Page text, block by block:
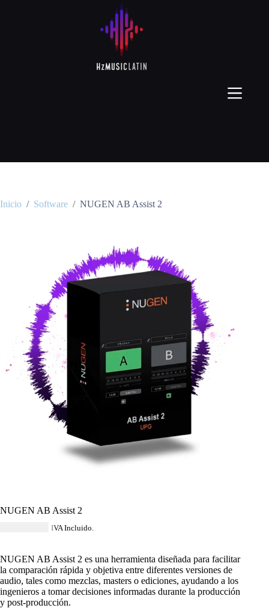
Inicio / Software / NUGEN AB Assist 2
NUGEN AB Assist 2
IVA Incluido.
NUGEN AB Assist 2 es una herramienta diseñada para facilitar
la comparación rápida y objetiva entre diferentes versiones de
audio, tales como mezclas, masters o ediciones, ayudando a los
ingenieros a tomar decisiones informadas durante la producción
y post-producción.